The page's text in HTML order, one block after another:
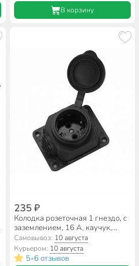
В корзину
235 ₽
Колодка розеточная 1 гнездо, с
заземлением, 16 А, каучук,
IP44, General Lighting Systems,
470026
Самовывоз: 10 августа
Курьером: 10 августа
5•6 отзывов